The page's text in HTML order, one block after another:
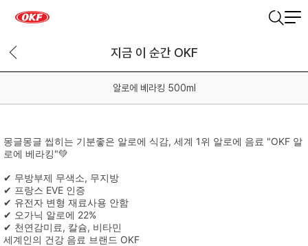
지금 이 순간 OKF
알로에 베라킹 500ml
몽글몽글 씹히는 기분좋은 알로에 식감, 세계 1위 알로에 음료 "OKF 알
로에 베라킹"💚
✔ 무방부제 무색소, 무지방
✔ 프랑스 EVE 인증
✔ 유전자 변형 재료사용 안함
✔ 오가닉 알로에 22%
✔ 천연감미료, 칼슘, 비타민
세계인의 건강 음료 브랜드 OKF